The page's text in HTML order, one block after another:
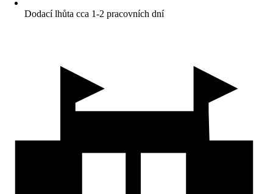
Dodací lhůta cca 1-2 pracovních dní